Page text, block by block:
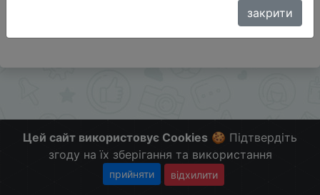
Цей сайт використовує Cookies 🍪 Підтвердіть
згоду на їх зберігання та використання
прийняти відхилити
закрити